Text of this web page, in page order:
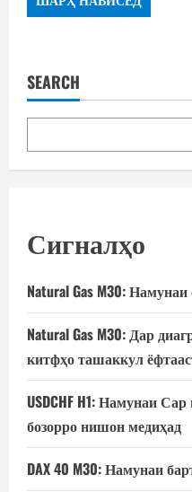
SEARCH
Сигналҳо
Natural Gas M30:
Natural Gas M30: Дар
китфҳо ташаккул
USDCHF H1: Намунаи
бозорро нишон медиҳад
DAX 40 M30: Намунаи